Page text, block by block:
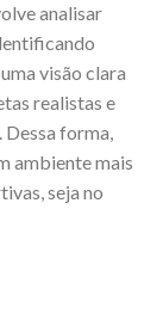
analisar
visão clara
realistas e
Dessa forma,
ambiente mais
seja no